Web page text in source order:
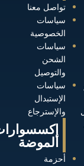
تواصل معنا
سياسات
الخصوصية
سياسات
الشحن
والتوصيل
سياسات
الإستبدال
والإسترجاع
الموضة
أحزمة